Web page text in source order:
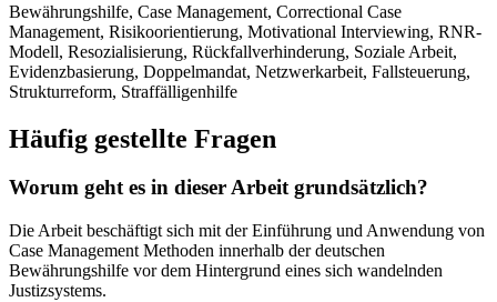
Bewährungshilfe, Case Management, Correctional Case
Management, Risikoorientierung, Motivational Interviewing, RNR-
Modell, Resozialisierung, Rückfallverhinderung, Soziale Arbeit,
Evidenzbasierung, Doppelmandat, Netzwerkarbeit, Fallsteuerung,
Strukturreform, Straffälligenhilfe
Häufig gestellte Fragen
Worum geht es in dieser Arbeit grundsätzlich?
Die Arbeit beschäftigt sich mit der Einführung und Anwendung von
Case Management Methoden innerhalb der deutschen
Bewährungshilfe vor dem Hintergrund eines sich wandelnden
Justizsystems.